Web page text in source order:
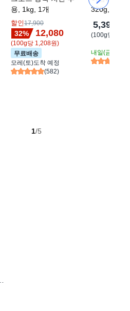
용, 1kg, 1개
할인17,900
32% 12,080
(100g당 1,208원)
무료배송
모레(토)도착 예정
(582)
320g, 1개
5,390
(100g당
내일(금)
1/5